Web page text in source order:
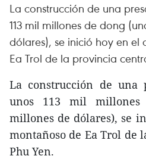
La construcción de una
113 mil millones de dong
dólares), se inició hoy en el
Ea Trol de la provincia
La construcción de una
unos 113 mil millones
millones de dólares), se
montañoso de Ea Trol de
Phu Yen.